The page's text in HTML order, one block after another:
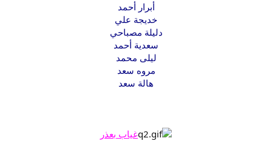
أبرار أحمد
خديجة علي
دليلة مصباحي
سعدية أحمد
ليلى محمد
مروه سعد
هالة سعد
غياب بعذر